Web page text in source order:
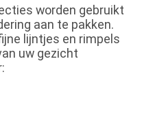
worden gebruikt
aan te pakken.
lijntjes en rimpels
uw gezicht